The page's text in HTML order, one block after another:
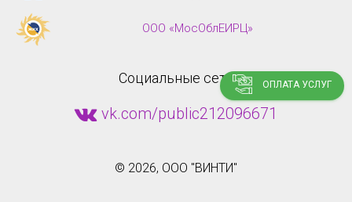
ОПЛАТА УСЛУГ
ООО «МосОблЕИРЦ»
Социальные сети
vk.com/public212096671
© 2026, ООО "ВИНТИ"